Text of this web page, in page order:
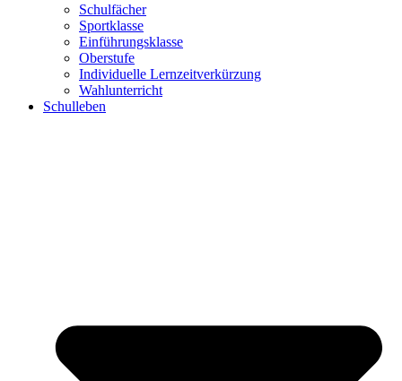
Schulfächer
Sportklasse
Einführungsklasse
Oberstufe
Individuelle Lernzeitverkürzung
Wahlunterricht
Schulleben